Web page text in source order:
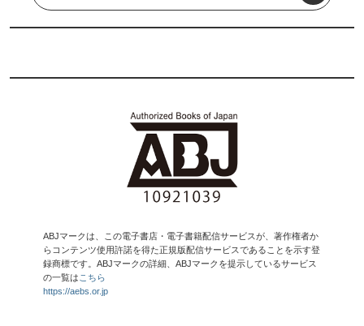
ABJマークは、この電子書店・電子書籍配信サービスが、著作権者か
らコンテンツ使用許諾を得た正規版配信サービスであることを示す登
録商標です。ABJマークの詳細、ABJマークを提示しているサービス
の一覧は こちら
https://aebs.or.jp